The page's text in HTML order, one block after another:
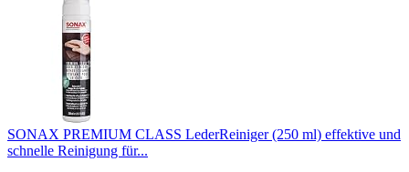
SONAX PREMIUM CLASS LederReiniger (250 ml) effektive und
schnelle Reinigung für...